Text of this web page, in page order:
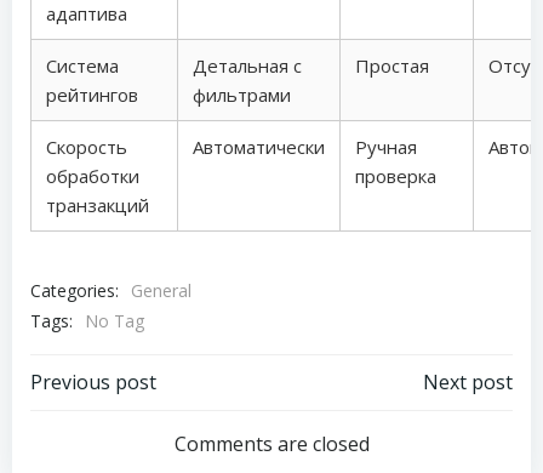
адаптива
Система
рейтингов
Детальная с
фильтрами
Простая
Скорость
обработки
транзакций
Автоматически
Ручная
проверка
Categories:
General
Tags:
No Tag
Post
navigation
Previous post
navigation
Next post
Comments are closed